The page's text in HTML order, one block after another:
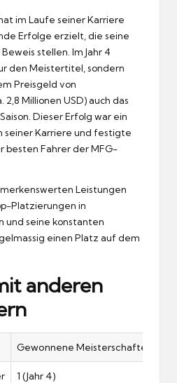
im Laufe seiner Karriere
Erfolge erzielt, die seine
stellen. Im Jahr 4
den Meistertitel, sondern
Preisgeld von
2,8 Millionen USD) auch das
Dieser Erfolg war ein
seiner Karriere und festigte
besten Fahrer der MFG-
Leistungen
Platzierungen in
und seine konstanten
einen Platz auf dem
anderen
Gewonnene Meisterschaften
1 (Jahr 4)